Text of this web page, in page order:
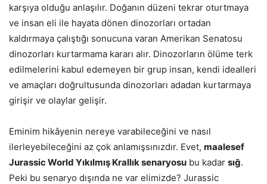
karşıya olduğu anlaşılır. Doğanın düzeni tekrar oturtmaya
ve insan eli ile hayata dönen dinozorları ortadan
kaldırmaya çalıştığı sonucuna varan Amerikan Senatosu
dinozorları kurtarmama kararı alır. Dinozorların ölüme terk
edilmelerini kabul edemeyen bir grup insan, kendi idealleri
ve amaçları doğrultusunda dinozorları adadan kurtarmaya
girişir ve olaylar gelişir.
Eminim hikâyenin nereye varabileceğini ve nasıl
ilerleyebileceğini az çok anlamışsınızdır. Evet, maalesef
Jurassic World Yıkılmış Krallık senaryosu bu kadar sığ.
Peki bu senaryo dışında ne var elimizde? Jurassic